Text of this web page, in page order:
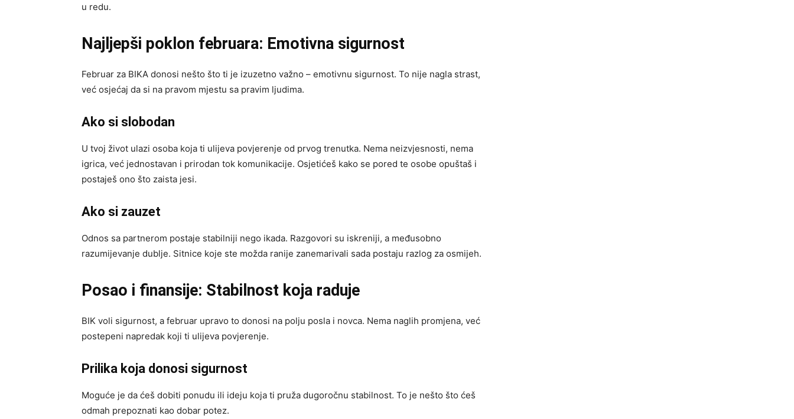
u redu.
Najljepši poklon februara: Emotivna sigurnost
Februar za BIKA donosi nešto što ti je izuzetno važno – emotivnu sigurnost. To nije nagla strast,
već osjećaj da si na pravom mjestu sa pravim ljudima.
Ako si slobodan
U tvoj život ulazi osoba koja ti ulijeva povjerenje od prvog trenutka. Nema neizvjesnosti, nema
igrica, već jednostavan i prirodan tok komunikacije. Osjetićeš kako se pored te osobe opuštaš i
postaješ ono što zaista jesi.
Ako si zauzet
Odnos sa partnerom postaje stabilniji nego ikada. Razgovori su iskreniji, a međusobno
razumijevanje dublje. Sitnice koje ste možda ranije zanemarivali sada postaju razlog za osmijeh.
Posao i finansije: Stabilnost koja raduje
BIK voli sigurnost, a februar upravo to donosi na polju posla i novca. Nema naglih promjena, već
postepeni napredak koji ti ulijeva povjerenje.
Prilika koja donosi sigurnost
Moguće je da ćeš dobiti ponudu ili ideju koja ti pruža dugoročnu stabilnost. To je nešto što ćeš
odmah prepoznati kao dobar potez.